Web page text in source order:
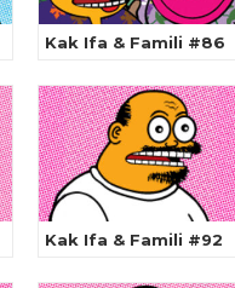
Kak Ifa & Famili #86
Kak Ifa & Famili #92